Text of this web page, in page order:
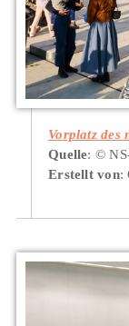
Vorplatz des
Quelle: ©
Erstellt von: